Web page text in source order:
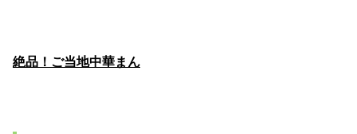
絶品！ご当地中華まん